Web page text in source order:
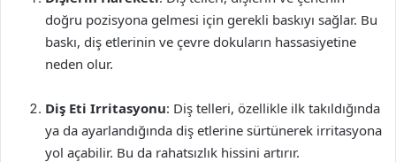
doğru pozisyona gelmesi için gerekli baskıyı sağlar. Bu
baskı, diş etlerinin ve çevre dokuların hassasiyetine
neden olur.
Diş Eti Irritasyonu: Diş telleri, özellikle ilk takıldığında
ya da ayarlandığında diş etlerine sürtünerek irritasyona
yol açabilir. Bu da rahatsızlık hissini artırır.